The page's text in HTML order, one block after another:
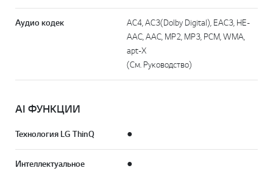
Аудио кодек
AC4, AC3(Dolby Digital), EAC3, HE-
AAC, AAC, MP2, MP3, PCM, WMA,
apt-X
(См. Руководство)
AI ФУНКЦИИ
Технология LG ThinQ ●
Интеллектуальное
●